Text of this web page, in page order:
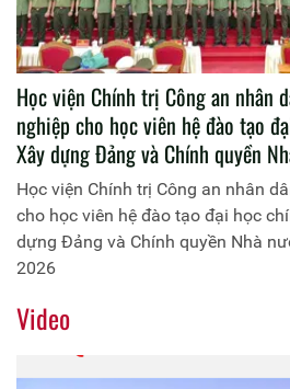
Học viện Chính trị Công an nhân
nghiệp cho học viên hệ đào tạo
Xây dựng Đảng và Chính quyền
2021 - 2026
Học viện Chính trị Công an nhân
cho học viên hệ đào tạo đại học
dựng Đảng và Chính quyền Nhà
2026
Video